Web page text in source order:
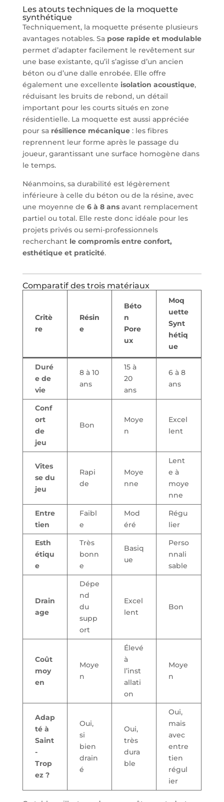
Les atouts techniques de la moquette
synthétique
Techniquement, la moquette présente plusieurs
avantages notables. Sa pose rapide et modulable
permet d’adapter facilement le revêtement sur
une base existante, qu’il s’agisse d’un ancien
béton ou d’une dalle enrobée. Elle offre
également une excellente isolation acoustique,
réduisant les bruits de rebond, un détail
important pour les courts situés en zone
résidentielle. La moquette est aussi appréciée
pour sa résilience mécanique: les fibres
reprennent leur forme après le passage du
joueur, garantissant une surface homogène dans
le temps.
Néanmoins, sa durabilité est légèrement
inférieure à celle du béton ou de la résine, avec
une moyenne de 6 à 8 ansavant remplacement
partiel ou total. Elle reste donc idéale pour les
projets privés ou semi-professionnels
recherchant le compromis entre confort,
esthétique et praticité.
Comparatif des trois matériaux
Critè
re
Résin
e
Béto
n
Pore
ux
Moq
uette
Synt
hétiq
ue
Duré
e de
vie
8 à 10
ans
15 à
20
ans
6 à 8
ans
Conf
ort
de
jeu
Bon
Moye
n
Excel
lent
Vites
se du
jeu
Rapi
de
Moye
nne
Lent
e à
moye
nne
Entre
tien
Faibl
e
Mod
éré
Régu
lier
Esth
étiqu
e
Très
bonn
e
Basiq
ue
Perso
nnali
sable
Drain
age
Dépe
nd
du
supp
ort
Excel
lent
Bon
Coût
moy
en
Moye
n
Élevé
à
l’inst
allati
on
Moye
n
Adap
té à
Saint
-
Trop
ez ?
Oui,
si
bien
drain
é
Oui,
très
dura
ble
Oui,
mais
avec
entre
tien
régul
ier